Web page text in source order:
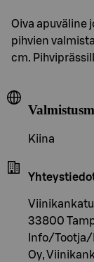
Oiva apuväline
pihvien
cm.
Kiina
33800
Info/Tootja/
Oy,